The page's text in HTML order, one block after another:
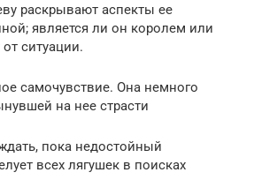
раскрывают аспекты ее
является ли он королем или
ситуации.
самочувствие. Она немного
на нее страсти
пока недостойный
всех лягушек в поисках